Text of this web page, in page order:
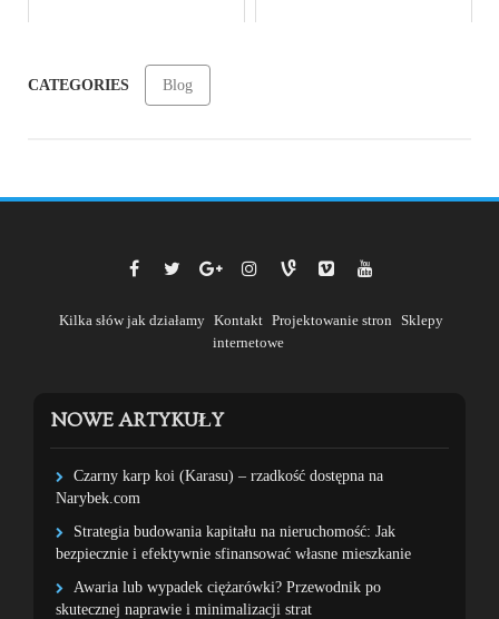
CATEGORIES Blog
Kilka słów jak działamy Kontakt Projektowanie stron Sklepy
internetowe
NOWE ARTYKUŁY
Czarny karp koi (Karasu) – rzadkość dostępna na
Narybek.com
Strategia budowania kapitału na nieruchomość: Jak
bezpiecznie i efektywnie sfinansować własne mieszkanie
Awaria lub wypadek ciężarówki? Przewodnik po
skutecznej naprawie i minimalizacji strat